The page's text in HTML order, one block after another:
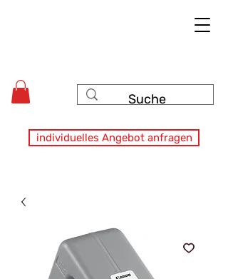
individuelles Angebot anfragen